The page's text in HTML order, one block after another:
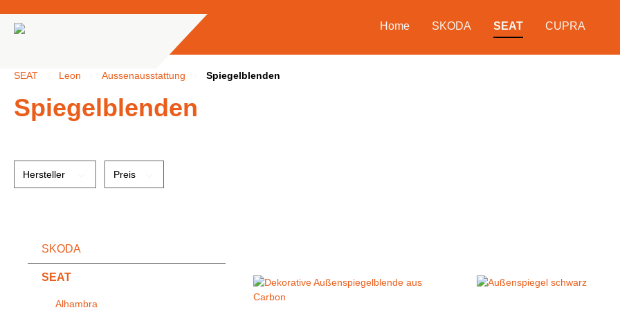
Zur Hauptnavigation springen
Home SKODA SEAT CUPRA
SEAT Leon Aussenausstattung Spiegelblenden
Spiegelblenden
Hersteller Preis
SKODA
SEAT
Alhambra